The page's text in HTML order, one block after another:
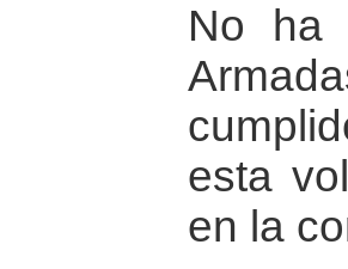
No ha
esta
en la